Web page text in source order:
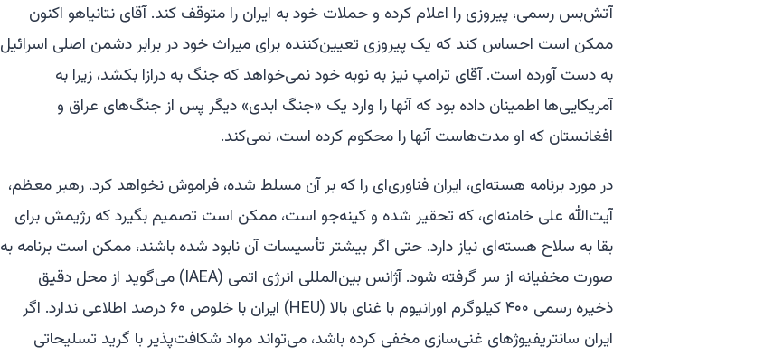
آتش‌بس رسمی، پیروزی را اعلام کرده و حملات خود به ایران را متوقف کند. آقای نتانیاهو اکنون
ممکن است احساس کند که یک پیروزی تعیین‌کننده برای میراث خود در برابر دشمن اصلی اسرائیل
به دست آورده است. آقای ترامپ نیز به نوبه خود نمی‌خواهد که جنگ به درازا بکشد، زیرا به
آمریکایی‌ها اطمینان داده بود که آنها را وارد یک «جنگ ابدی» دیگر پس از جنگ‌های عراق و
افغانستان که او مدت‌هاست آنها را محکوم کرده است، نمی‌کند.
در مورد برنامه هسته‌ای، ایران فناوری‌ای را که بر آن مسلط شده، فراموش نخواهد کرد. رهبر معظم،
آیت‌الله علی خامنه‌ای، که تحقیر شده و کینه‌جو است، ممکن است تصمیم بگیرد که رژیمش برای
بقا به سلاح هسته‌ای نیاز دارد. حتی اگر بیشتر تأسیسات آن نابود شده باشند، ممکن است برنامه به
صورت مخفیانه از سر گرفته شود. آژانس بین‌المللی انرژی اتمی (IAEA) می‌گوید از محل دقیق
ذخیره رسمی ۴۰۰ کیلوگرم اورانیوم با غنای بالا (HEU) ایران با خلوص ۶۰ درصد اطلاعی ندارد. اگر
ایران سانتریفیوژهای غنی‌سازی مخفی کرده باشد، می‌تواند مواد شکافت‌پذیر با گرید تسلیحاتی